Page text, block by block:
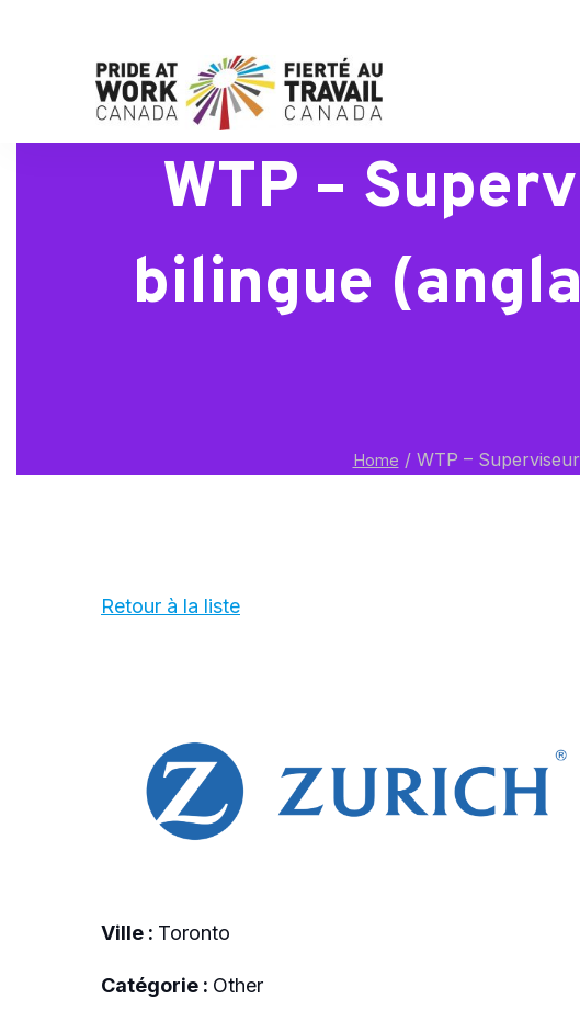
WTP –
bilingue
Home /WTP – Superviseur
Retour à la liste
Ville : Toronto
Catégorie : Other